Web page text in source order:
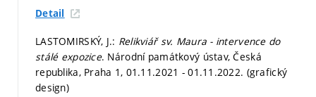
Detail
LASTOMIRSKÝ, J.: Relikviář sv. Maura - intervence do
stálé expozice. Národní památkový ústav, Česká
republika, Praha 1, 01.11.2021 - 01.11.2022. (grafický
design)